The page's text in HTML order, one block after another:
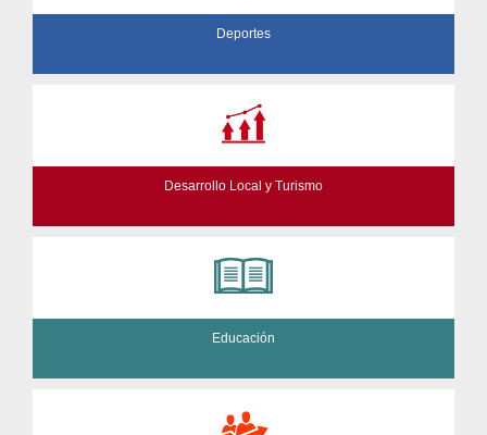
Deportes
Desarrollo Local y Turismo
Educación